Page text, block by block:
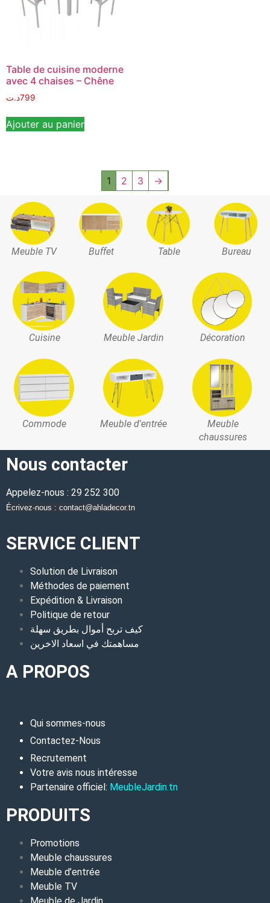
Table de cuisine moderne
avec 4 chaises – Chêne
799د.ت
Ajouter au panier
1 2 3 →
Meuble TV Buffet Table Bureau
Cuisine Meuble Jardin Décoration
Commode Meuble d'entrée
Meuble
chaussures
Nous contacter
Appelez-nous : 29 252 300
Écrivez-nous : contact@ahladecor.tn
SERVICE CLIENT
Solution de Livraison
Méthodes de paiement
Expédition & Livraison
Politique de retour
كيف تربح أموال بطريق سهلة
مساهمتك في اسعاد الاخرين
A PROPOS
Qui sommes-nous
Contactez-Nous
Recrutement
Votre avis nous intéresse
Partenaire officiel: MeubleJardin.tn
PRODUITS
Promotions
Meuble chaussures
Meuble d’entrée
Meuble TV